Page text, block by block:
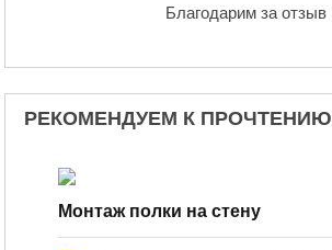
Благодарим за отзыв
РЕКОМЕНДУЕМ К ПРОЧТЕНИЮ
Монтаж полки на стену